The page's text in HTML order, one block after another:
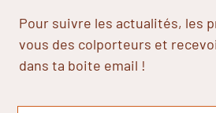
Pour suivre les actualités, les
vous des colporteurs et
dans ta boite email !